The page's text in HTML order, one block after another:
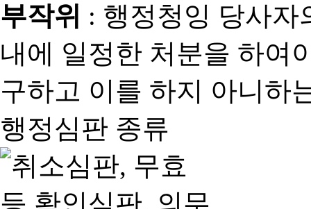
부작위 : 행정청잉 당사자
내에 일정한 처분을 하여
구하고 이를 하지 아니하
행정심판 종류